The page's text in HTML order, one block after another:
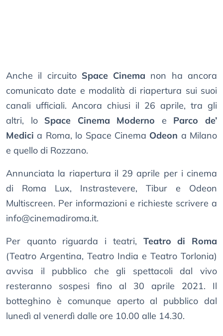
Anche il circuito Space Cinema non ha ancora
comunicato date e modalità di riapertura sui suoi
canali ufficiali. Ancora chiusi il 26 aprile, tra gli
altri, lo Space Cinema Moderno e Parco de’
Medici a Roma, lo Space Cinema Odeon a Milano
e quello di Rozzano.
Annunciata la riapertura il 29 aprile per i cinema
di Roma Lux, Instrastevere, Tibur e Odeon
Multiscreen. Per informazioni e richieste scrivere a
info@cinemadiroma.it.
Per quanto riguarda i teatri, Teatro di Roma
(Teatro Argentina, Teatro India e Teatro Torlonia)
avvisa il pubblico che gli spettacoli dal vivo
resteranno sospesi fino al 30 aprile 2021. Il
botteghino è comunque aperto al pubblico dal
lunedì al venerdì dalle ore 10.00 alle 14.30.